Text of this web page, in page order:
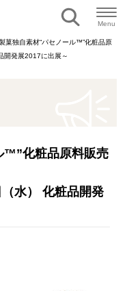
Menu
菓独自素材“パセノール™”化粧品原
開発展2017に出展～
™”化粧品原料販売
水） 化粧品開発